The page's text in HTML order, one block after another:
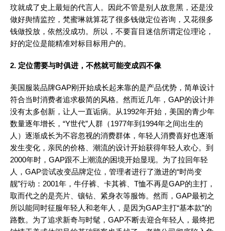
玟就成了史上最短的代言人。因此不管是别人故意黑，还是没
做好舆情监控，梵蜜琳就算花了很多钱做定位咨询，又花很多
钱做投放，依然没成功。所以，不要盲目迷信所谓定位理论，
好的定位是能精准对标目标用户的。
2. 定位需要与时俱进，不然就可能变成四不像
美国服装品牌GAP刚开始成长起来靠的是产品优势，简单设计
符合当时消费者追求极简的风格。然而近几年，GAP的设计并
没有太多创新，让人一直诟病。从1992年开始，美国的青少年
数量逐年增长，“Y世代”人群（1977年到1994年之间出生的
人）逐渐成长为不容忽视的消费群体，年轻人消费喜好也逐渐
发生变化，亲民的价格、潮流的设计开始获得年轻人欢心。到
2000年时，GAP跟不上潮流的困境开始显现。为了拉回年轻
人，GAP尝试改变品牌定位，管理者进行了激进的“时尚变
靓”行动：2001年，牛仔裤、卡其裤、T恤不再是GAP的主打，
取而代之的是亮片、镶钻、紧身衣等服饰。然而，GAP最初之
所以能同时征服年轻人和老年人，是因为GAP主打“基本款”的
路数。为了追求新奇与时髦，GAP不断去迎合年轻人，最终把